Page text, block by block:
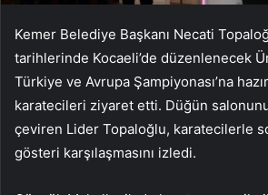
Kemer Belediye Başkanı Necati
tarihlerinde Kocaeli’de düzenlenecek
Türkiye ve Avrupa Şampiyonası’na
karatecileri ziyaret etti. Düğün
çeviren Lider Topaloğlu, karatecilerle
gösteri karşılaşmasını izledi.